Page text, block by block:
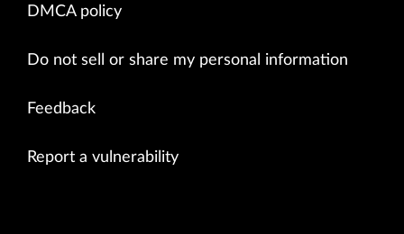
DMCA policy
Do not sell or share my personal information
Feedback
Report a vulnerability